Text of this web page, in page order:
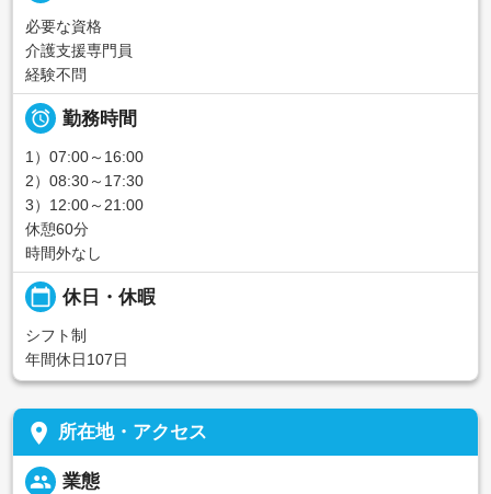
必要な資格
介護支援専門員
経験不問
 勤務時間
1）07:00～16:00
2）08:30～17:30
3）12:00～21:00
休憩60分
時間外なし
calendar_today 休日・休暇
シフト制
年間休日107日
place 所在地・アクセス
people 業態